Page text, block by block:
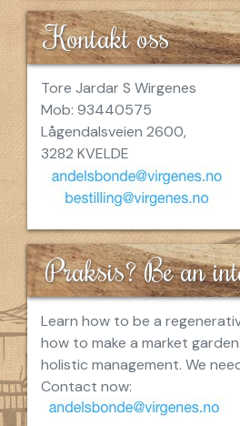
Kontakt oss
Tore Jardar S Wirgenes
Mob: 93440575
Lågendalsveien 2600,
3282 KVELDE
Praksis? Be an
Learn how to be a
how to make a market
holistic management. We
Contact now: